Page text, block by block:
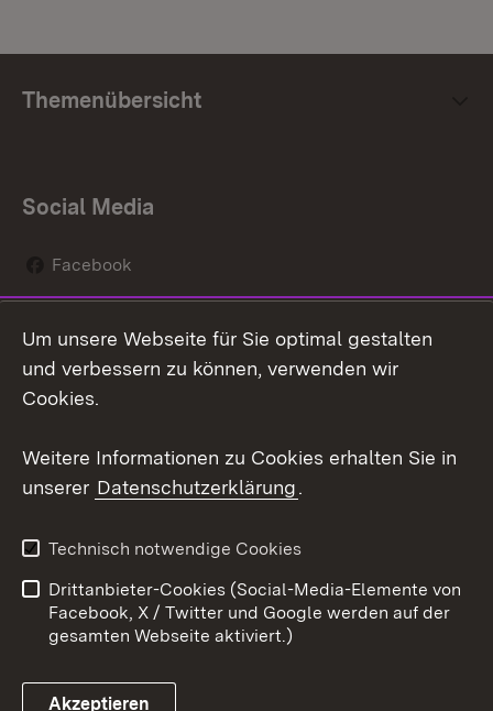
Themenübersicht
Social Media
Facebook
Social Wall
Youtube
Kontakt
Datenschutz
Barrierefreiheit
Impressum Cookies
Um unsere Webseite für Sie optimal gestalten
und verbessern zu können, verwenden wir
Cookies.
Weitere Informationen zu Cookies erhalten Sie in
unserer Datenschutzerklärung.
Technisch notwendige Cookies
Drittanbieter-Cookies (Social-Media-Elemente von
Facebook, X / Twitter und Google werden auf der
gesamten Webseite aktiviert.)
Akzeptieren